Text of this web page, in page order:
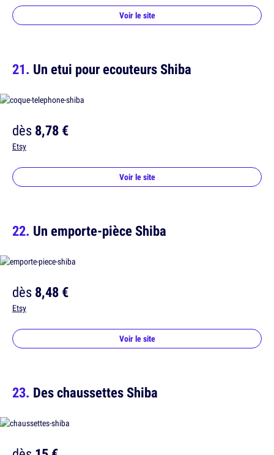
Voir le site
Un etui pour ecouteurs Shiba
dès8,78 €
Etsy
Voir le site
Un emporte-pièce Shiba
dès8,48 €
Etsy
Voir le site
Des chaussettes Shiba